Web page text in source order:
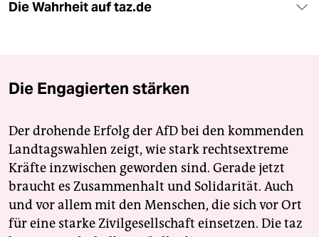
Die Wahrheit auf taz.de
Die Engagierten stärken
Der drohende Erfolg der AfD bei den kommenden
Landtagswahlen zeigt, wie stark rechtsextreme
Kräfte inzwischen geworden sind. Gerade jetzt
braucht es Zusammenhalt und Solidarität. Auch
und vor allem mit den Menschen, die sich vor Ort
für eine starke Zivilgesellschaft einsetzen. Die taz